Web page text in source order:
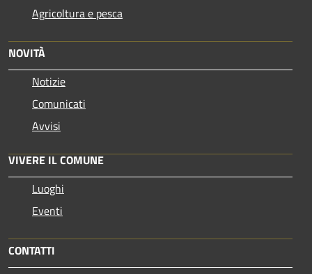
Agricoltura e pesca
NOVITÀ
Notizie
Comunicati
Avvisi
VIVERE IL COMUNE
Luoghi
Eventi
CONTATTI